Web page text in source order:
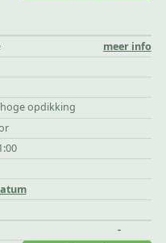
meer info
opdikking
-